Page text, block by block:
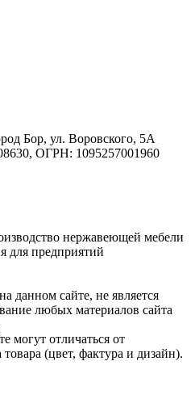
Бор, ул. Воровского, 5А
ОГРН: 1095257001960
нержавеющей мебели
для предприятий
данном сайте, не является
любых материалов сайта
могут отличаться от
(цвет, фактура и дизайн).